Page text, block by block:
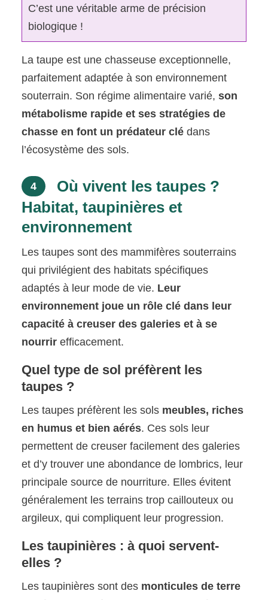
C’est une véritable arme de précision
biologique !
La taupe est une chasseuse exceptionnelle,
parfaitement adaptée à son environnement
souterrain. Son régime alimentaire varié,son
métabolisme rapide et ses stratégies de
chasse en font un prédateur clé dans
l’écosystème des sols.
4
Où vivent les taupes ?
Habitat, taupinières et
environnement
Les taupes sont des mammifères souterrains
qui privilégient des habitats spécifiques
adaptés à leur mode de vie. Leur
environnement joue un rôle clé dans leur
capacité à creuser des galeries et à se
nourrir efficacement.
Quel type de sol préfèrent les
taupes ?
Les taupes préfèrent les sols meubles, riches
en humus et bien aérés. Ces sols leur
permettent de creuser facilement des galeries
et d’y trouver une abondance de lombrics, leur
principale source de nourriture. Elles évitent
généralement les terrains trop caillouteux ou
argileux, qui compliquent leur progression.
Les taupinières : à quoi servent-
elles ?
Les taupinières sont des monticules de terre